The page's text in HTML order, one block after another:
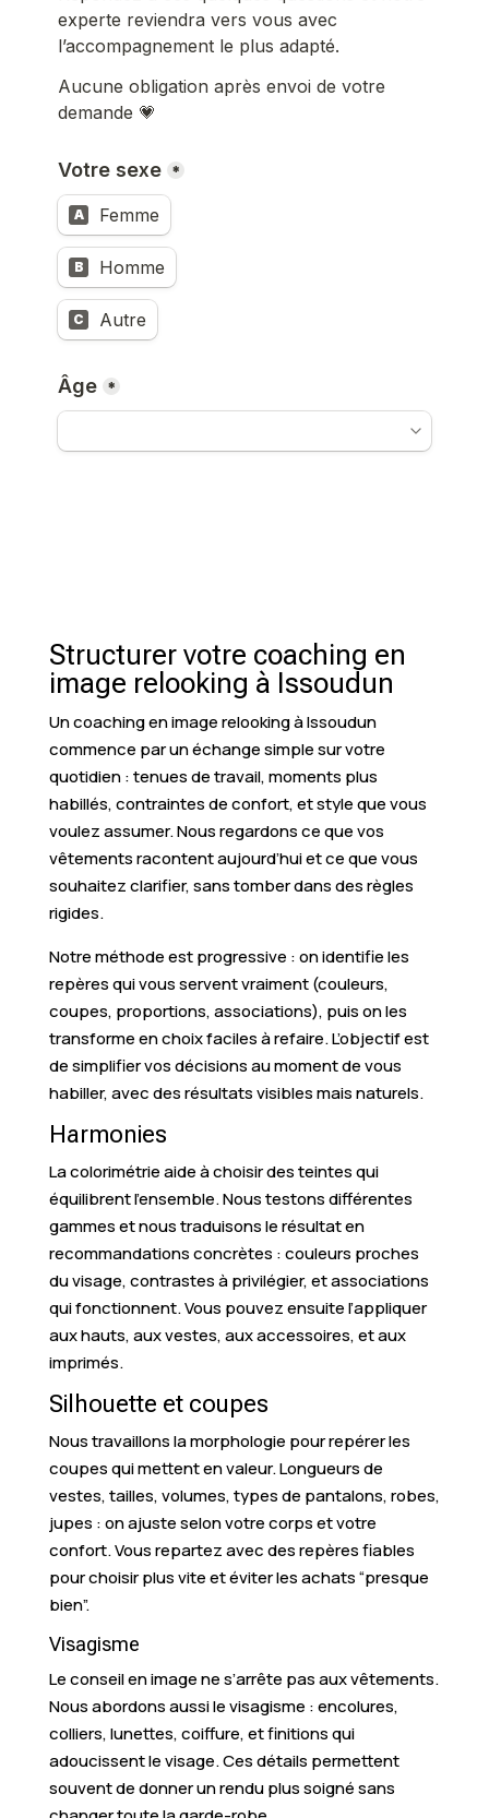
Structurer votre coaching en
image relooking à Issoudun
Un coaching en image relooking à Issoudun
commence par un échange simple sur votre
quotidien : tenues de travail, moments plus
habillés, contraintes de confort, et style que vous
voulez assumer. Nous regardons ce que vos
vêtements racontent aujourd’hui et ce que vous
souhaitez clarifier, sans tomber dans des règles
rigides.
Notre méthode est progressive : on identifie les
repères qui vous servent vraiment (couleurs,
coupes, proportions, associations), puis on les
transforme en choix faciles à refaire. L’objectif est
de simplifier vos décisions au moment de vous
habiller, avec des résultats visibles mais naturels.
Harmonies
La colorimétrie aide à choisir des teintes qui
équilibrent l’ensemble. Nous testons différentes
gammes et nous traduisons le résultat en
recommandations concrètes : couleurs proches
du visage, contrastes à privilégier, et associations
qui fonctionnent. Vous pouvez ensuite l’appliquer
aux hauts, aux vestes, aux accessoires, et aux
imprimés.
Silhouette et coupes
Nous travaillons la morphologie pour repérer les
coupes qui mettent en valeur. Longueurs de
vestes, tailles, volumes, types de pantalons, robes,
jupes : on ajuste selon votre corps et votre
confort. Vous repartez avec des repères fiables
pour choisir plus vite et éviter les achats “presque
bien”.
Visagisme
Le conseil en image ne s’arrête pas aux vêtements.
Nous abordons aussi le visagisme : encolures,
colliers, lunettes, coiffure, et finitions qui
adoucissent le visage. Ces détails permettent
souvent de donner un rendu plus soigné sans